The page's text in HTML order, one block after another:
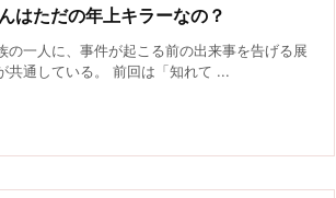
はただの年上キラーなの？
の一人に、事件が起こる前の出来事を告げる展
共通している。 前回は「知れて ...